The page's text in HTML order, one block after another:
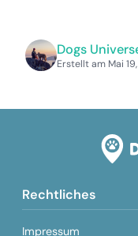
Dogs
Erstellt am Mai
Rechtliches
Impressum